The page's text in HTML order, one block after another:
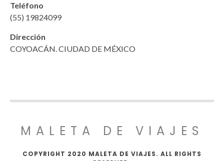
Teléfono
(55) 19824099
Dirección
COYOACÁN. CIUDAD DE MÉXICO
MALETA DE VIAJES
COPYRIGHT 2020 MALETA DE VIAJES. ALL RIGHTS